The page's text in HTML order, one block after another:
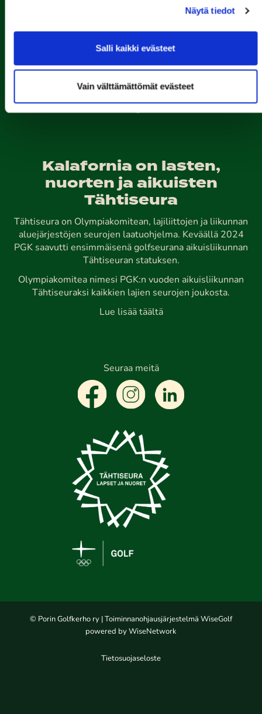
Näytä tiedot
Salli kaikki evästeet
Vain välttämättömät evästeet
Kalaforniantie 178, 28100 Pori
caddie-master@kalafornia.com
Lähetä WhatsApp-viesti
Kalafornia on lasten,
nuorten ja aikuisten
Tähtiseura
Tähtiseura on Olympiakomitean, lajiliittojen ja liikunnan
aluejärjestöjen seurojen laatuohjelma. Keväällä 2024
PGK saavutti ensimmäisenä golfseurana aikuisliikunnan
Tähtiseuran statuksen.
Olympiakomitea nimesi PGK:n vuoden aikuisliikunnan
Tähtiseuraksi kaikkien lajien seurojen joukosta.
Lue lisää täältä
Seuraa meitä
© Porin Golfkerho ry | Toiminnanohjausjärjestelmä WiseGolf
powered by WiseNetwork
Tietosuojaseloste